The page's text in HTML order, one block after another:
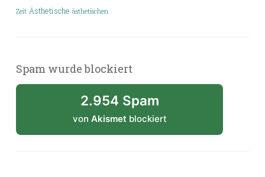
Zeit Ästhetische ästhetischen
Spam wurde blockiert
2.954 Spam
von Akismet blockiert